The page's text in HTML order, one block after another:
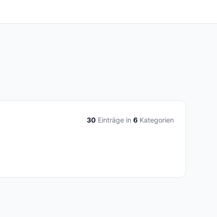
30 Einträge in 6 Kategorien